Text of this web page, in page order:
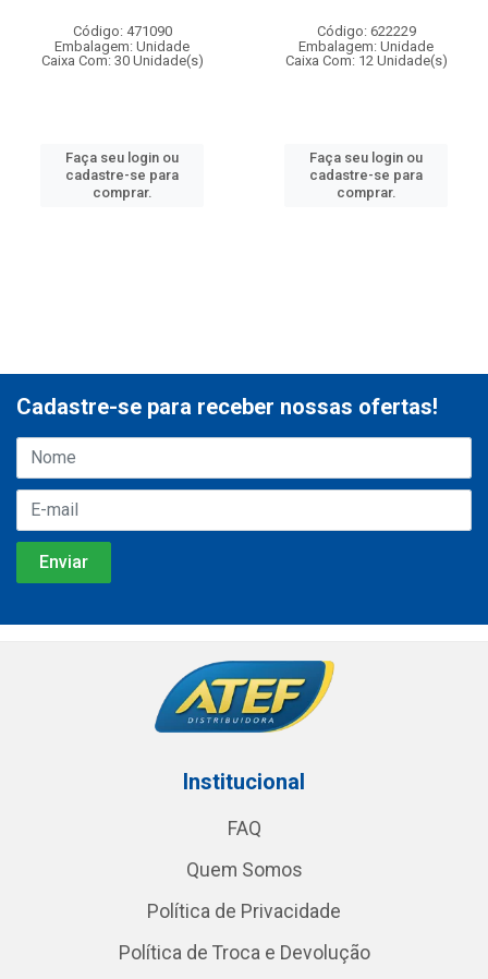
Código: 471090
Embalagem: Unidade
Caixa Com: 30 Unidade(s)
Faça seu login ou
cadastre-se para
comprar.
Código: 622229
Embalagem: Unidade
Caixa Com: 12 Unidade(s)
Faça seu login ou
cadastre-se para
comprar.
Cadastre-se para receber nossas ofertas!
Institucional
FAQ
Quem Somos
Política de Privacidade
Política de Troca e Devolução